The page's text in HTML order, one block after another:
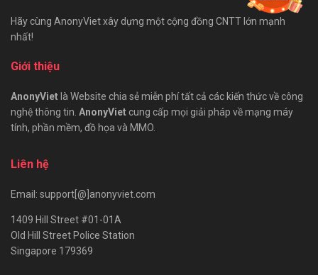
Hãy cùng AnonyViet xây dựng một cộng đồng CNTT lớn mạnh
nhất!
Giới thiệu
AnonyVietlà Website chia sẻ miễn phí tất cả các kiến thức về công
nghệ thông tin. AnonyViet cung cấp mọi giải pháp về mạng máy
tính, phần mềm, đồ họa và MMO.
Liên hệ
Email: support[@]anonyviet.com
1409 Hill Street #01-01A
Old Hill Street Police Station
Singapore 179369